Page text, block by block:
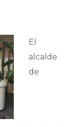
El
alcalde
de